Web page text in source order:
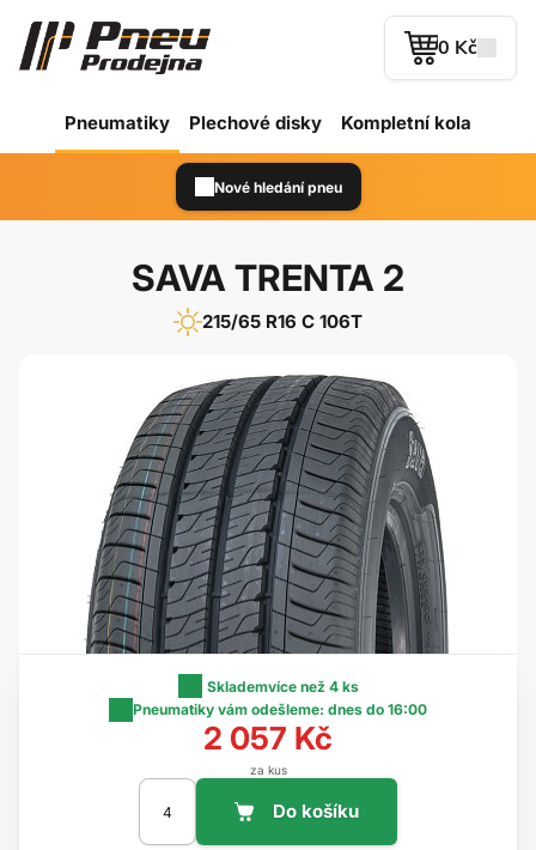
0 Kč
Pneumatiky Plechové disky Kompletní kola
Nové hledání pneu
SAVA TRENTA 2
215/65 R16 C 106T
Sklademvíce než 4 ks
Pneumatiky vám odešleme: dnes do 16:00
2 057 Kč
za kus